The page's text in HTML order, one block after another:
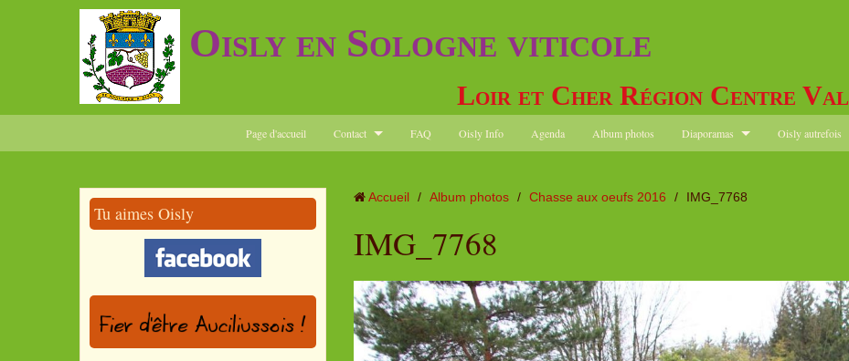
Oisly en Sologne viticole
Loir et Cher Région Centre
Page d'accueil Contact FAQ Oisly Info Agenda Album photos Diaporamas Oisly autrefois
Tu aimes Oisly
Accueil / Album photos / Chasse aux oeufs 2016 / IMG_7768
IMG_7768